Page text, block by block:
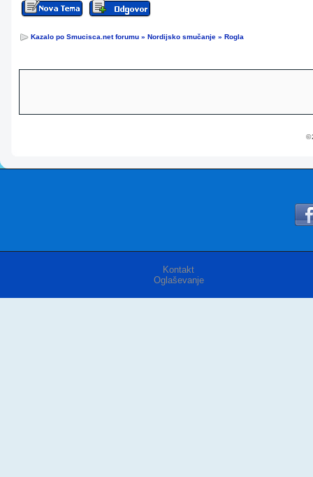
Kazalo po Smucisca.net forumu » Nordijsko smučanje » Rogla
©
Kontakt
Oglaševanje